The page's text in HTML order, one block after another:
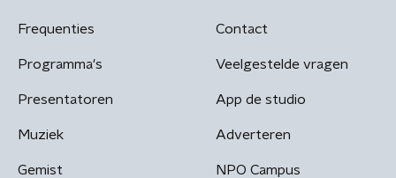
Frequenties
Programma's
Presentatoren
Muziek
Gemist
Contact
Veelgestelde vragen
App de studio
Adverteren
NPO Campus